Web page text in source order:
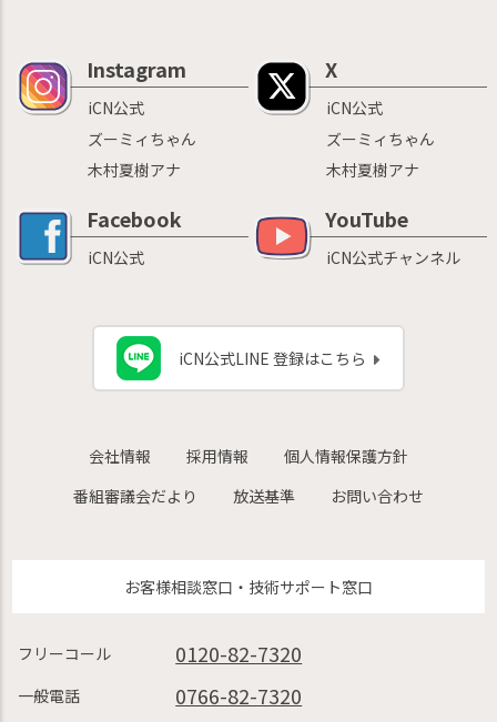
Instagram
iCN公式
ズーミィちゃん
木村夏樹アナ
X
iCN公式
ズーミィちゃん
木村夏樹アナ
Facebook
iCN公式
YouTube
iCN公式チャンネル
iCN公式LINE 登録はこちら
会社情報 採用情報
個人情報保護方針
番組審議会だより
放送基準 お問い合わせ
お客様相談窓口・技術サポート窓口
フリーコール 0120-82-7320
一般電話 0766-82-7320